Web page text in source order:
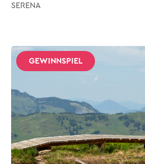
SERENA
GEWINNSPIEL